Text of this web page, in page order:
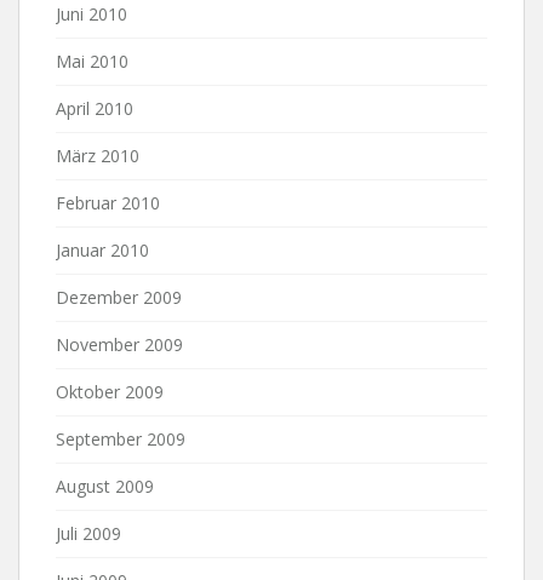
Juni 2010
Mai 2010
April 2010
März 2010
Februar 2010
Januar 2010
Dezember 2009
November 2009
Oktober 2009
September 2009
August 2009
Juli 2009